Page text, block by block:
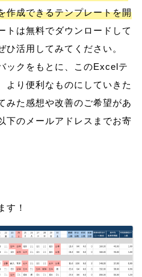
作成できるテンプレートを開
トは無料でダウンロードして
活用してみてください。
ックをもとに、このExcelテ
より便利なものにしていきた
みた感想や改善のご希望があ
下のメールアドレスまでお寄
す！